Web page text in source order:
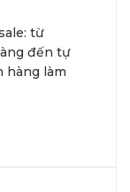
từ
đến tự
hàng làm